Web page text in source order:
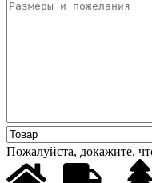
Пожалуйста, докажите,